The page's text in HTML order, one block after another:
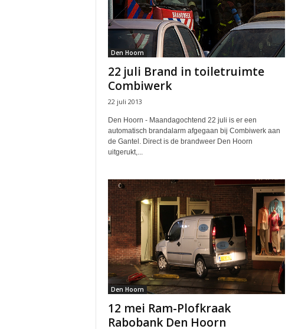
Den Hoorn
22 juli Brand in toiletruimte
Combiwerk
22 juli 2013
Den Hoorn - Maandagochtend 22 juli is er een
automatisch brandalarm afgegaan bij Combiwerk aan
de Gantel. Direct is de brandweer Den Hoorn
uitgerukt,...
Den Hoorn
12 mei Ram-Plofkraak
Rabobank Den Hoorn